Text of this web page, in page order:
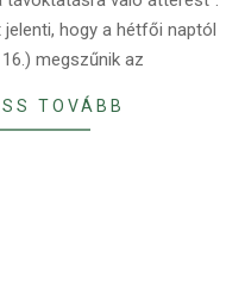
hogy a hétfői naptól
megszűnik az
TOVÁBB